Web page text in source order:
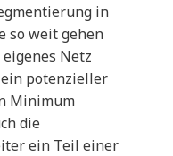
in
so weit gehen
Netz
potenzieller
Minimum
die
ein Teil einer